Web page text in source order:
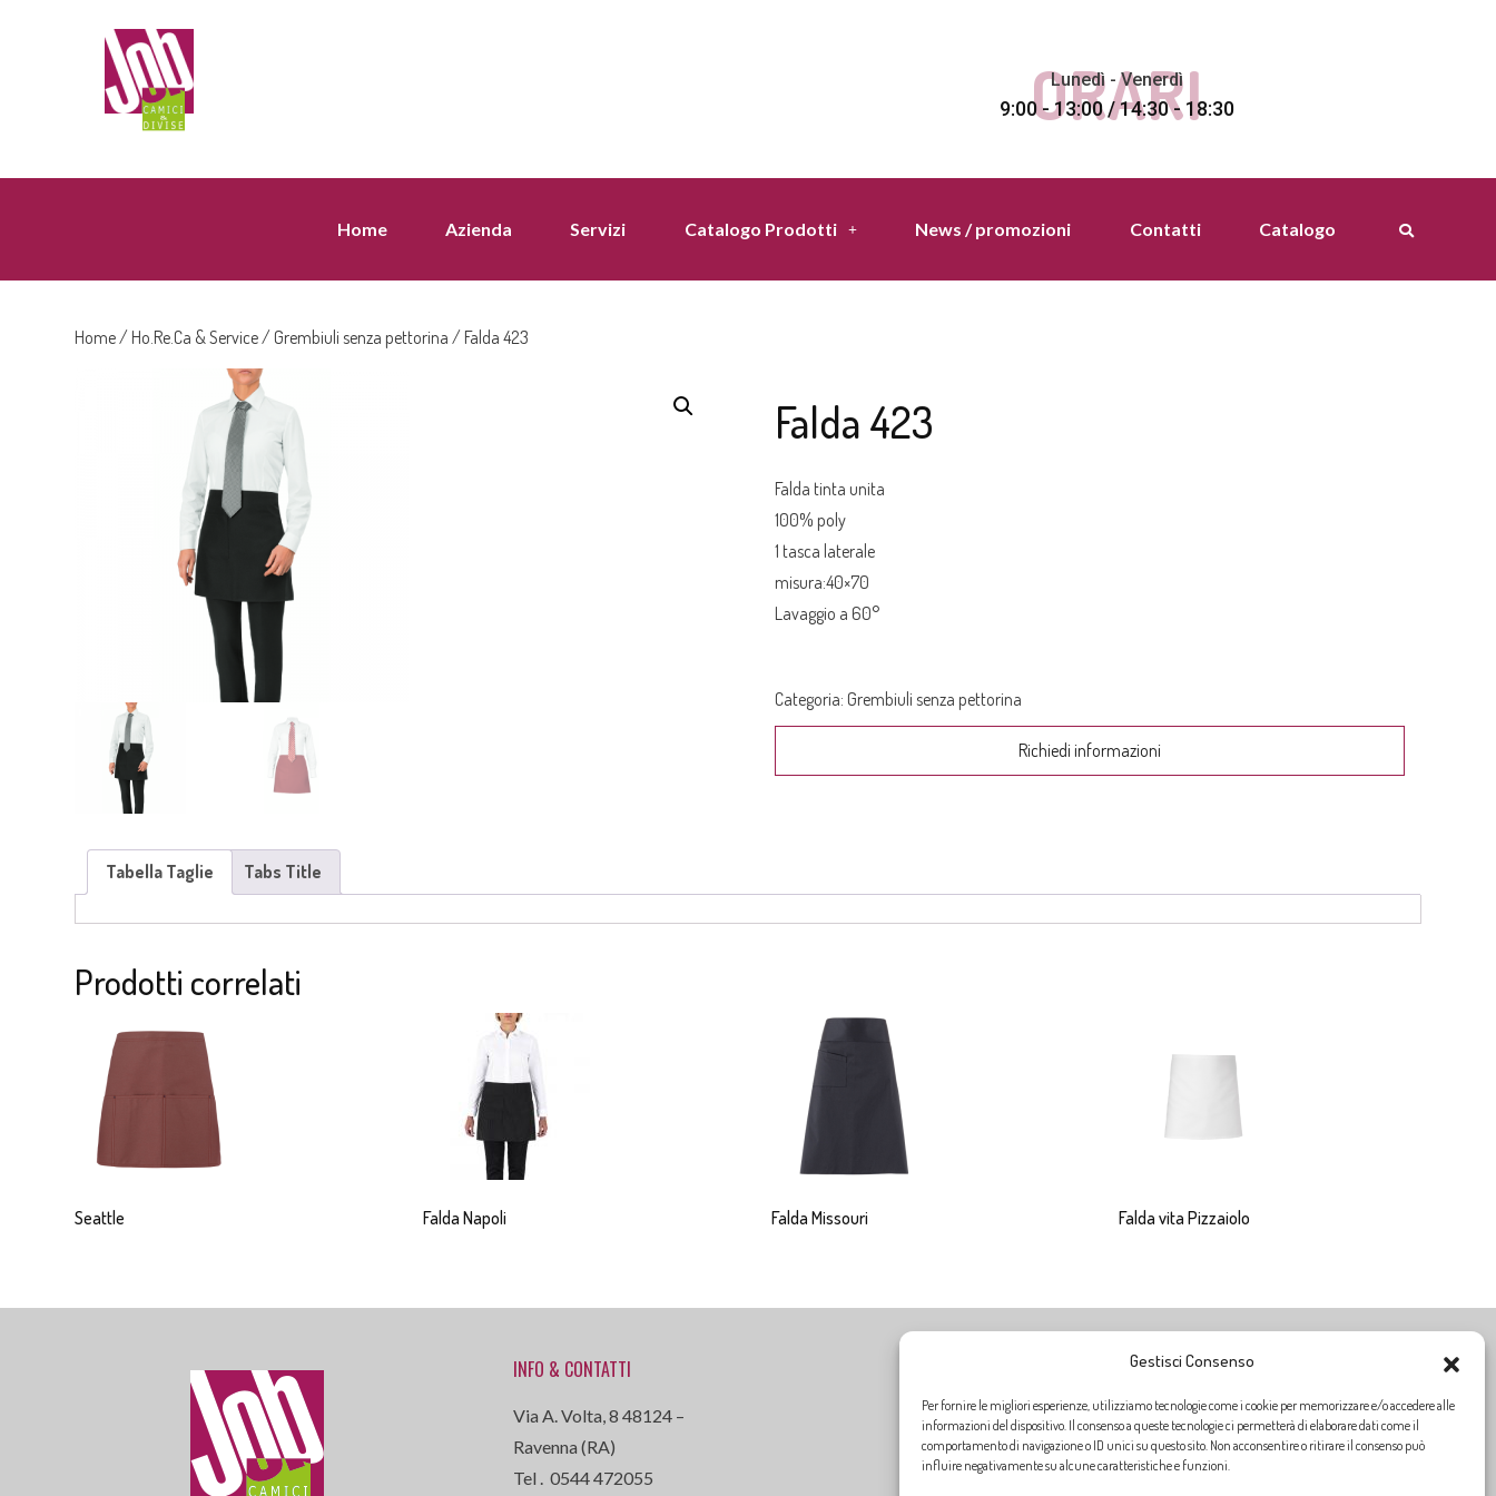
Gestisci Consenso
Per fornire le migliori esperienze, utilizziamo tecnologie come i cookie per memorizzare e/o accedere alle
informazioni del dispositivo. Il consenso a queste tecnologie ci permetterà di elaborare dati come il
comportamento di navigazione o ID unici su questo sito. Non acconsentire o ritirare il consenso può
influire negativamente su alcune caratteristiche e funzioni.
ORARI
Lunedì - Venerdì
9:00 - 13:00 / 14:30 - 18:30
Home Azienda Servizi Catalogo Prodotti News / promozioni Contatti Catalogo
Home/ Ho.Re.Ca & Service/ Grembiuli senza pettorina / Falda 423
Falda 423
Falda tinta unita
100% poly
1 tasca laterale
misura:40×70
Lavaggio a 60°
Categoria: Grembiuli senza pettorina
Richiedi informazioni
Tabella Taglie Tabs Title
Prodotti correlati
Seattle Falda Napoli Falda Missouri Falda vita Pizzaiolo
INFO & CONTATTI
Via A. Volta, 8 48124 –
Ravenna (RA)
Tel . 0544 472055
ORARI DI APERTURA
Siamo aperti dalLunedì al Venerdìdalle ore9:00alle13:00
dalle ore14:30alle18:30